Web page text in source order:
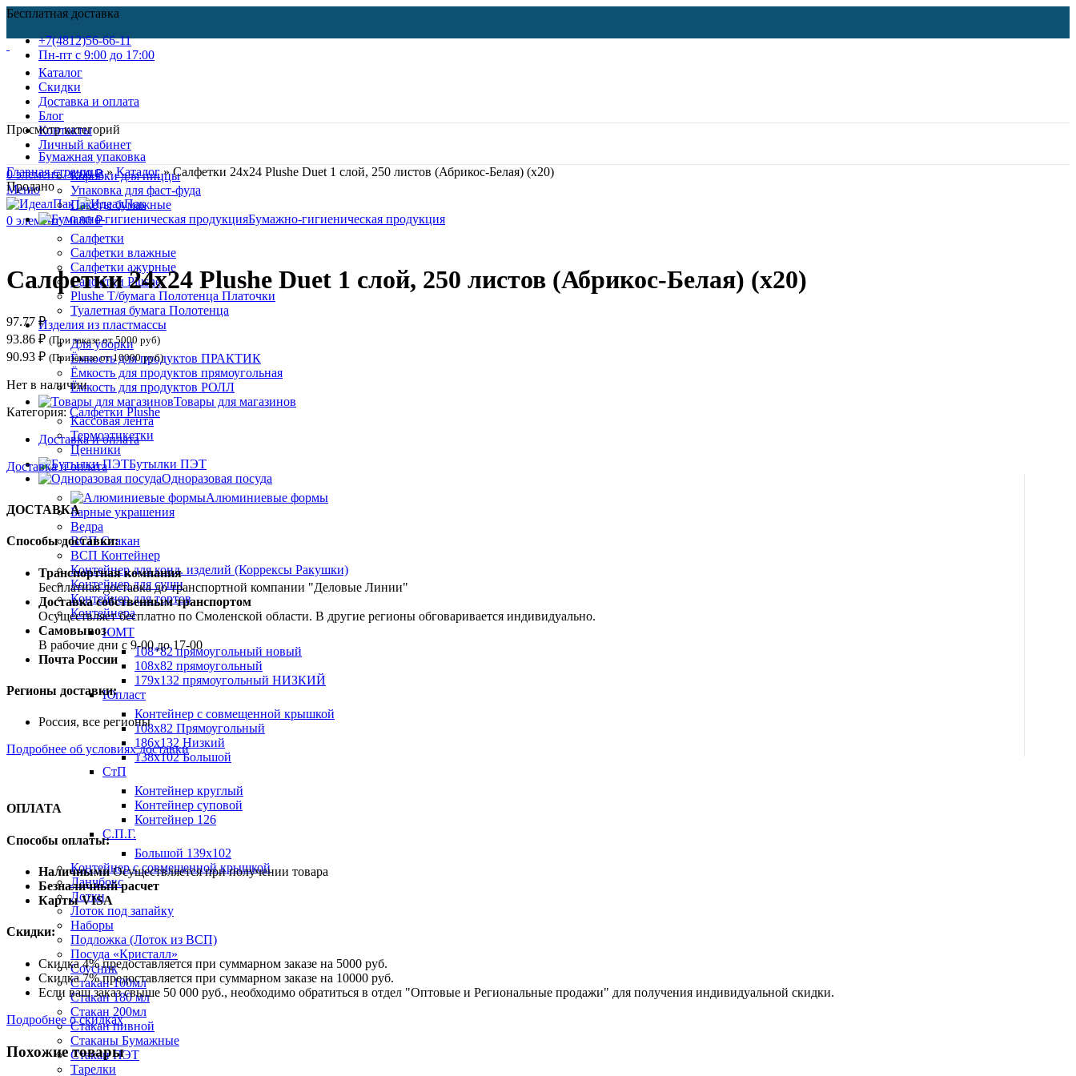
Бесплатная доставка
+7(4812)56-66-11
Пн-пт c 9:00 до 17:00
Каталог
Скидки
Доставка и оплата
Блог
Контакты
Личный кабинет
0элемент / 0.00₽
Меню
0 элемент / 0.00₽
Просмотр категорий
Бумажная упаковка
Коробки для пиццы
Упаковка для фаст-фуда
Пакеты бумажные
Бумажно-гигиеническая продукция
Салфетки
Салфетки влажные
Салфетки ажурные
Салфетки Plushe
Plushe Т/бумага Полотенца Платочки
Туалетная бумага Полотенца
Изделия из пластмассы
Для уборки
Ёмкость для продуктов ПРАКТИК
Ёмкость для продуктов прямоугольная
Ёмкость для продуктов РОЛЛ
Товары для магазинов
Кассовая лента
Термоэтикетки
Ценники
Бутылки ПЭТ
Одноразовая посуда
Алюминиевые формы
Барные украшения
Ведра
ВСП Стакан
ВСП Контейнер
Контейнер для конд. изделий (Коррексы Ракушки)
Контейнер для суши
Контейнер для тортов
Контейнера
ЮМТ
108*82 прямоугольный новый
108х82 прямоугольный
179х132 прямоугольный НИЗКИЙ
Юпласт
Контейнер с совмещенной крышкой
108х82 Прямоугольный
186х132 Низкий
138х102 Большой
СтП
Контейнер круглый
Контейнер суповой
Контейнер 126
С.П.Г.
Большой 139х102
Контейнер с совмещенной крышкой
Ланчбокс
Лотки
Лоток под запайку
Наборы
Подложка (Лоток из ВСП)
Посуда «Кристалл»
Соусник
Стакан 100мл
Стакан 180 мл
Стакан 200мл
Стакан пивной
Стаканы Бумажные
Стакан ПЭТ
Тарелки
Главная страница»Каталог»Салфетки 24х24 Plushe Duet 1 слой, 250 листов (Абрикос-Белая) (х20)
Продано
Нажмите, чтобы увеличить
Салфетки 24х24 Plushe Duet 1 слой, 250 листов (Абрикос-Белая) (х20)
97.77 ₽
93.86 ₽ (При заказе от 5000 руб)
90.93 ₽ (Призаказе от 10000 руб)
Нет в наличии
Категория:Салфетки Plushe
Доставка и оплата
Доставка и оплата
ДОСТАВКА
Способы доставки:
Транспортная компания
Бесплатная доставка до транспортной компании "Деловые Линии"
Доставка собственным транспортом
Осуществляет бесплатно по Смоленской области. В другие регионы обговаривается индивидуально.
Самовывоз
В рабочие дни с 9-00 до 17-00
Почта России
Регионы доставки:
Россия, все регионы
Подробнее об условиях доставки
ОПЛАТА
Способы оплаты:
НаличнымиОсуществляется при получении товара
Безналичный расчет
Карты VISA
Скидки:
Скидка 4% предоставляется при суммарном заказе на 5000 руб.
Скидка 7% предоставляется при суммарном заказе на 10000 руб.
Если ваш заказ свыше 50 000 руб., необходимо обратиться в отдел "Оптовые и Региональные продажи" для получения индивидуальной скидки.
Подробнее о скидках
Похожие товары